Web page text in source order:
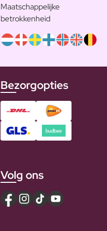
Maatschappelijke
betrokkenheid
Bezorgopties
Volg ons